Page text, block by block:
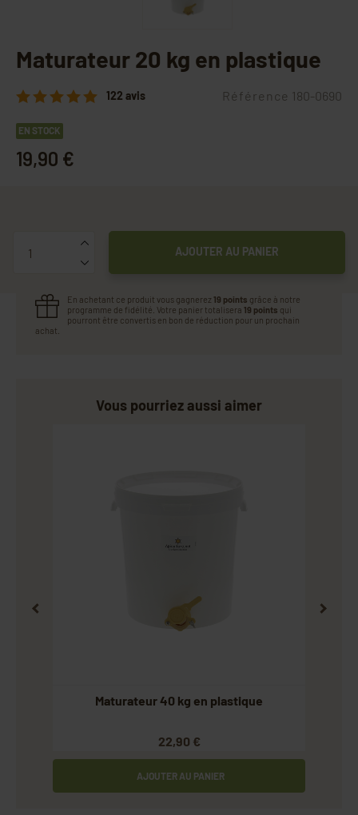
Maturateur 20 kg en plastique
122 avis Référence 180-0690
EN STOCK
19,90 €
AJOUTER AU PANIER
En achetant ce produit vous gagnerez 19 points grâce à notre
programme de fidélité. Votre panier totalisera 19 points qui
pourront être convertis en bon de réduction pour un prochain
achat.
Vous pourriez aussi aimer
Maturateur 40 kg en plastique
22,90 €
AJOUTER AU PANIER